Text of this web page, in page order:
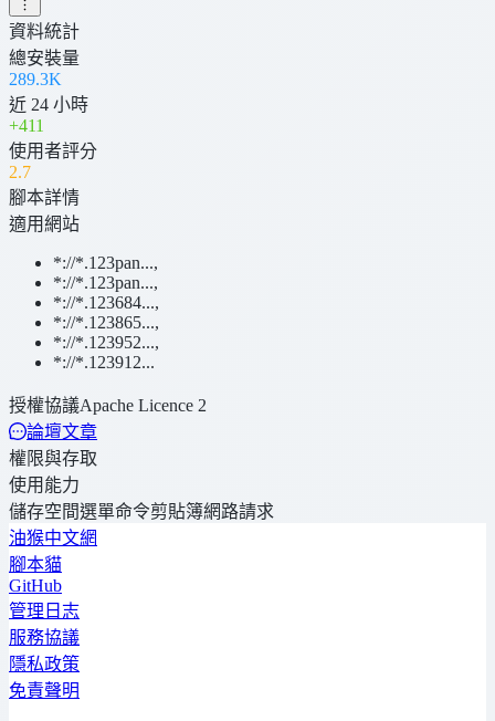
資料統計
總安裝量
289.3K
近 24 小時
+411
使用者評分
2.7
腳本詳情
適用網站
*://*.123pan...,
*://*.123pan...,
*://*.123684...,
*://*.123865...,
*://*.123952...,
*://*.123912...
授權協議Apache Licence 2
論壇文章
權限與存取
使用能力
儲存空間選單命令剪貼簿網路請求
油猴中文網
腳本貓
GitHub
管理日志
服務協議
隱私政策
免責聲明